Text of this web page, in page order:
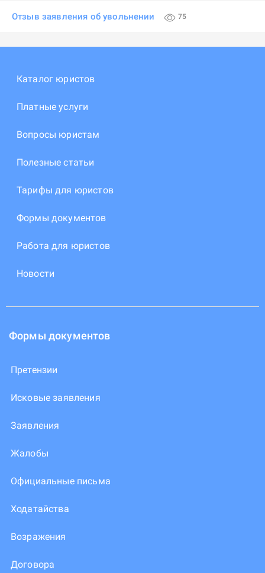
Отзыв заявления об увольнении 75
Каталог юристов
Платные услуги
Вопросы юристам
Полезные статьи
Тарифы для юристов
Формы документов
Работа для юристов
Новости
Формы документов
Претензии
Исковые заявления
Заявления
Жалобы
Официальные письма
Ходатайства
Возражения
Договора